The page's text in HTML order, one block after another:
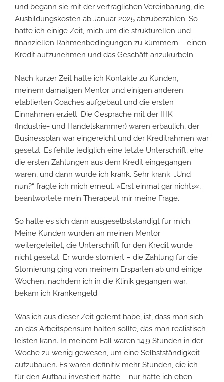
und begann sie mit der vertraglichen Vereinbarung, die
Ausbildungskosten ab Januar 2025 abzubezahlen. So
hatte ich einige Zeit, mich um die strukturellen und
finanziellen Rahmenbedingungen zu kümmern – einen
Kredit aufzunehmen und das Geschäft anzukurbeln.
Nach kurzer Zeit hatte ich Kontakte zu Kunden,
meinem damaligen Mentor und einigen anderen
etablierten Coaches aufgebaut und die ersten
Einnahmen erzielt. Die Gespräche mit der IHK
(Industrie- und Handelskammer) waren erbaulich, der
Businessplan war eingereicht und der Kreditrahmen war
gesetzt. Es fehlte lediglich eine letzte Unterschrift, ehe
die ersten Zahlungen aus dem Kredit eingegangen
wären, und dann wurde ich krank. Sehr krank. „Und
nun?“ fragte ich mich erneut. »Erst einmal gar nichts«,
beantwortete mein Therapeut mir meine Frage.
So hatte es sich dann ausgeselbstständigt für mich.
Meine Kunden wurden an meinen Mentor
weitergeleitet, die Unterschrift für den Kredit wurde
nicht gesetzt. Er wurde storniert – die Zahlung für die
Stornierung ging von meinem Ersparten ab und einige
Wochen, nachdem ich in die Klinik gegangen war,
bekam ich Krankengeld.
Was ich aus dieser Zeit gelernt habe, ist, dass man sich
an das Arbeitspensum halten sollte, das man realistisch
leisten kann. In meinem Fall waren 14,9 Stunden in der
Woche zu wenig gewesen, um eine Selbstständigkeit
aufzubauen. Es waren definitiv mehr Stunden, die ich
für den Aufbau investiert hatte – nur hatte ich eben